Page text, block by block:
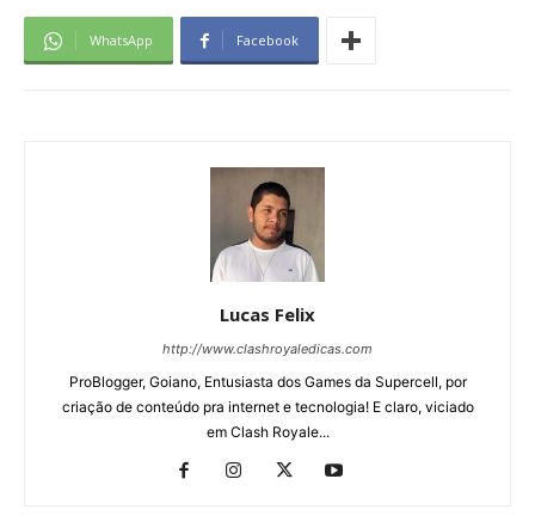
WhatsApp Facebook
Lucas Felix
http://www.clashroyaledicas.com
ProBlogger, Goiano, Entusiasta dos Games da Supercell, por
criação de conteúdo pra internet e tecnologia! E claro, viciado
em Clash Royale...